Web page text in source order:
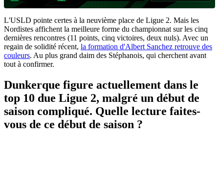
L'USLD pointe certes à la neuvième place de Ligue 2. Mais les
Nordistes affichent la meilleure forme du championnat sur les cinq
dernières rencontres (11 points, cinq victoires, deux nuls). Avec un
regain de solidité récent, la formation d'Albert Sanchez retrouve des
couleurs. Au plus grand daim des Stéphanois, qui cherchent avant
tout à confirmer.
Dunkerque figure actuellement dans le
top 10 due Ligue 2, malgré un début de
saison compliqué. Quelle lecture faites-
vous de ce début de saison ?